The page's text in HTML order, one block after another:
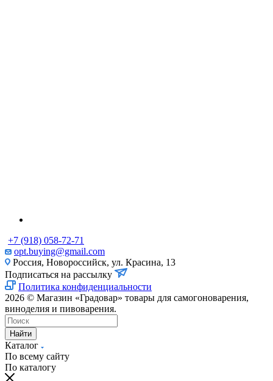
+7 (918) 058-72-71
opt.buying@gmail.com
Россия, Новороссийск, ул. Красина, 13
Подписаться на рассылку
Политика конфиденциальности
2026 © Магазин «Градовар» товары для самогоноварения,
виноделия и пивоварения.
Найти
Каталог
По всему сайту
По каталогу